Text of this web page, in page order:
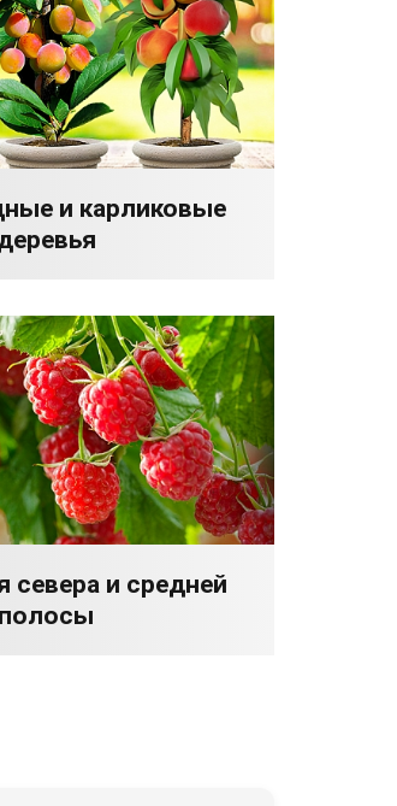
и карликовые
севера и средней
полосы